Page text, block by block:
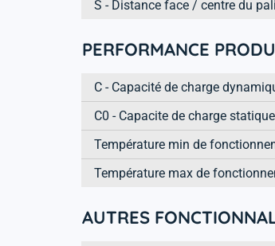
S - Distance face / centre du
PERFORMANCE
C - Capacité de charge
C0 - Capacite de charge statique
Température min de
Température max de
AUTRES